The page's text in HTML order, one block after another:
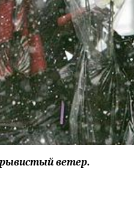
ветер.